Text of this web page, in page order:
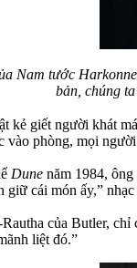
Nam tước
bản, chúng
giết người khát
phòng, mọi
Dune năm 1984,
cái món ấy,”
của Butler,
liệt đó.”